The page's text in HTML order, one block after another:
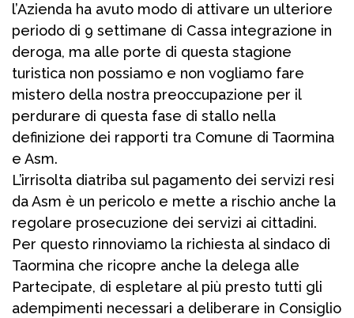
l’Azienda ha avuto modo di attivare un ulteriore
periodo di 9 settimane di Cassa integrazione in
deroga, ma alle porte di questa stagione
turistica non possiamo e non vogliamo fare
mistero della nostra preoccupazione per il
perdurare di questa fase di stallo nella
definizione dei rapporti tra Comune di Taormina
e Asm.
L’irrisolta diatriba sul pagamento dei servizi resi
da Asm è un pericolo e mette a rischio anche la
regolare prosecuzione dei servizi ai cittadini.
Per questo rinnoviamo la richiesta al sindaco di
Taormina che ricopre anche la delega alle
Partecipate, di espletare al più presto tutti gli
adempimenti necessari a deliberare in Consiglio